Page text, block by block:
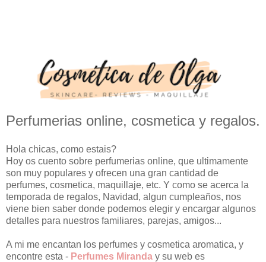
Perfumerias online, cosmetica y regalos.
Hola chicas, como estais?
Hoy os cuento sobre perfumerias online, que ultimamente
son muy populares y ofrecen una gran cantidad de
perfumes, cosmetica, maquillaje, etc. Y como se acerca la
temporada de regalos, Navidad, algun cumpleaños, nos
viene bien saber donde podemos elegir y encargar algunos
detalles para nuestros familiares, parejas, amigos...
A mi me encantan los perfumes y cosmetica aromatica, y
encontre esta - Perfumes Miranda y su web es